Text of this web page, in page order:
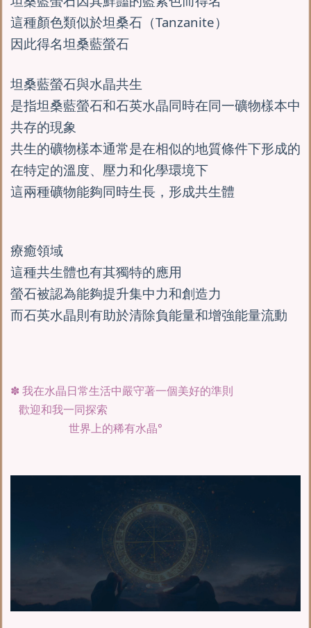
這種顏色類似於坦桑石（Tanzanite）
因此得名坦桑藍螢石
坦桑藍螢石與水晶共生
是指坦桑藍螢石和石英水晶同時在同一礦物樣本中
共存的現象
共生的礦物樣本通常是在相似的地質條件下形成的
在特定的溫度、壓力和化學環境下
這兩種礦物能夠同時生長，形成共生體
療癒領域
這種共生體也有其獨特的應用
螢石被認為能夠提升集中力和創造力
而石英水晶則有助於清除負能量和增強能量流動
✽ 我在水晶日常生活中嚴守著一個美好的準則
歡迎和我一同探索
世界上的稀有水晶°